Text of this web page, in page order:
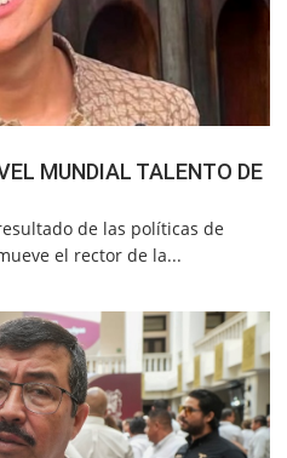
MUNDIAL TALENTO DE
de las políticas de
el rector de la...